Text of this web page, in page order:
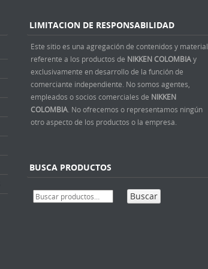
LIMITACION DE RESPONSABILIDAD
Este sitio es una agregación de contenidos y material
referente a los productos de NIKKEN COLOMBIAy
exclusivamente en desarrollo de la función de
comerciante independiente. No somos agentes,
empleados o socios comerciales de NIKKEN
COLOMBIA . No ofrecemos o representamos ningún
otro aspecto de los productos o la empresa.
BUSCA PRODUCTOS
Buscar